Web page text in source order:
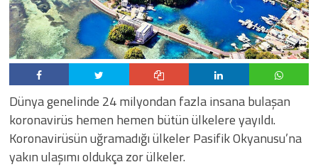
Dünya genelinde 24 milyondan fazla insana bulaşan
koronavirüs hemen hemen bütün ülkelere yayıldı.
Koronavirüsün uğramadığı ülkeler Pasifik Okyanusu’na
yakın ulaşımı oldukça zor ülkeler.